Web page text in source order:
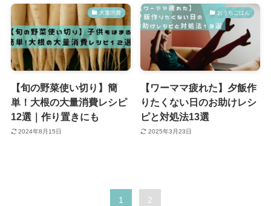
大量消費
【旬の野菜使い切り】簡
単！大根の大量消費レシピ
12選｜作り置きにも
2024年8月15日
おうちごはん
【ワーママ疲れた】夕飯作
りたくない日のお助けレシ
ピと対処法13選
2025年3月23日
1 2